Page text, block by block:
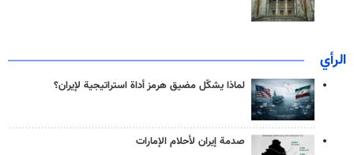
الرأي
لماذا يشكّل مضيق هرمز أداة استراتيجية لإيران؟
صدمة إيران لأحلام الإمارات